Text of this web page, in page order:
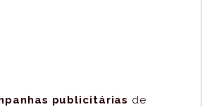
publicitárias de